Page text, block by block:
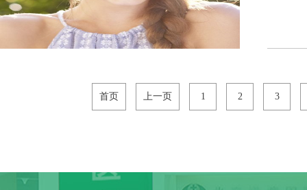
首页 上一页 1 2 3